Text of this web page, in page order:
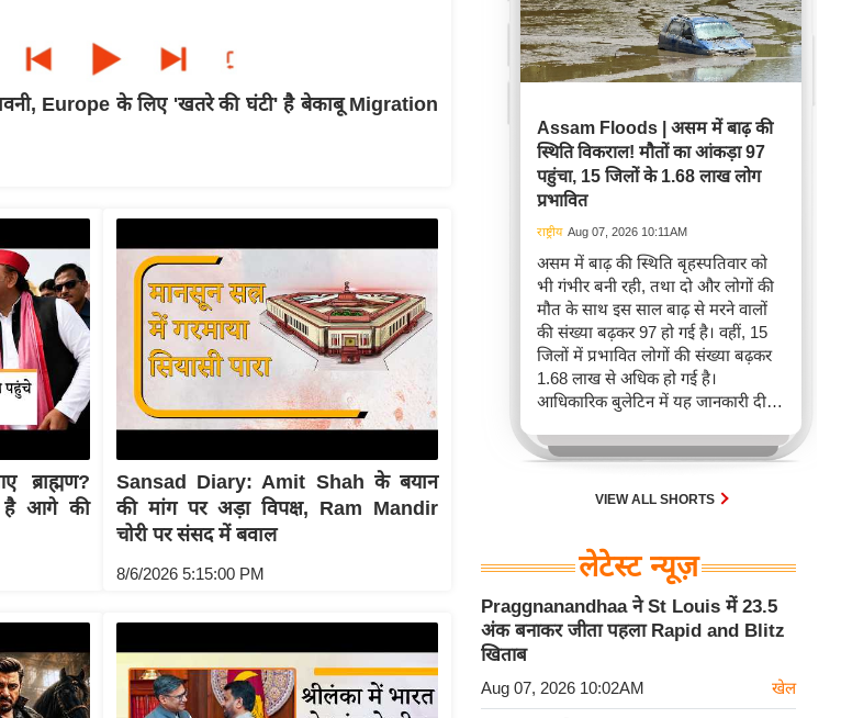
Europe के लिए 'खतरे की घंटी' है बेकाबू Migration
है आगे की
Sansad Diary: Amit Shah के बयान
की मांग पर अड़ा विपक्ष, Ram Mandir
चोरी पर संसद में बवाल
8/6/2026 5:15:00 PM
Assam Floods | असम में बाढ़ की
स्थिति विकराल! मौतों का आंकड़ा 97
पहुंचा, 15 जिलों के 1.68 लाख लोग
प्रभावित
राष्ट्रीय Aug 07, 2026 10:11AM
असम में बाढ़ की स्थिति बृहस्पतिवार को
भी गंभीर बनी रही, तथा दो और लोगों की
मौत के साथ इस साल बाढ़ से मरने वालों
की संख्या बढ़कर 97 हो गई है। वहीं, 15
जिलों में प्रभावित लोगों की संख्या बढ़कर
1.68 लाख से अधिक हो गई है।
आधिकारिक बुलेटिन में यह जानकारी दी
VIEW ALL SHORTS
लेटेस्ट न्यूज़
Praggnanandhaa ने St Louis में 23.5
अंक बनाकर जीता पहला Rapid and Blitz
खिताब
Aug 07, 2026 10:02AM खेल